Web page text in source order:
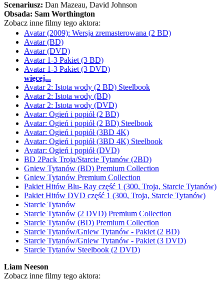
Scenariusz: Dan Mazeau, David Johnson
Obsada: Sam Worthington
Zobacz inne filmy tego aktora:
Avatar (2009): Wersja zremasterowana (2 BD)
Avatar (BD)
Avatar (DVD)
Avatar 1-3 Pakiet (3 BD)
Avatar 1-3 Pakiet (3 DVD)
więcej...
Avatar 2: Istota wody (2 BD) Steelbook
Avatar 2: Istota wody (BD)
Avatar 2: Istota wody (DVD)
Avatar: Ogień i popiół (2 BD)
Avatar: Ogień i popiół (2 BD) Steelbook
Avatar: Ogień i popiół (3BD 4K)
Avatar: Ogień i popiół (3BD 4K) Steelbook
Avatar: Ogień i popiół (DVD)
BD 2Pack Troja/Starcie Tytanów (2BD)
Gniew Tytanów (BD) Premium Collection
Gniew Tytanów Premium Collection
Pakiet Hitów Blu- Ray część 1 (300, Troja, Starcie Tytanów)
Pakiet Hitów DVD część 1 (300, Troja, Starcie Tytanów)
Starcie Tytanów
Starcie Tytanów (2 DVD) Premium Collection
Starcie Tytanów (BD) Premium Collection
Starcie Tytanów/Gniew Tytanów - Pakiet (2 BD)
Starcie Tytanów/Gniew Tytanów - Pakiet (3 DVD)
Starcie Tytanów Steelbook (2 DVD)
Liam Neeson
Zobacz inne filmy tego aktora: